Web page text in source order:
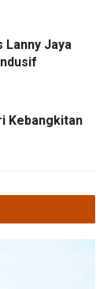
Lanny Jaya
Kebangkitan